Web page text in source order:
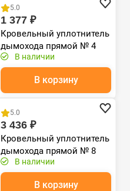
5.0
1 377 ₽
Кровельный уплотнитель
дымохода прямой № 4
силикон 76-152 mm
зеленый
В наличии
В корзину
Хит продаж
5.0
3 436 ₽
Кровельный уплотнитель
дымохода прямой № 8
силикон 178-330 mm
серый
В наличии
В корзину